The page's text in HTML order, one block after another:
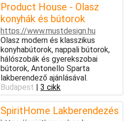
Product House - Olasz
konyhák és bútorok
https://www.mustdesign.hu
Olasz modern és klasszikus
konyhabútorok, nappali bútorok,
hálószobák és gyerekszobai
bútorok, Antonello Sparta
lakberendező ajánlásával.
Budapest | 3 cikk
SpiritHome Lakberendezés